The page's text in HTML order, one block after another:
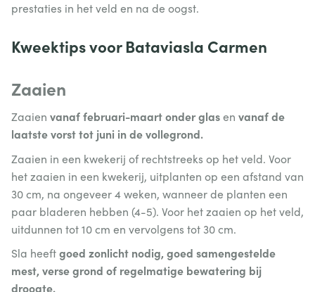
prestaties in het veld en na de oogst.
Kweektips voor Bataviasla Carmen
Zaaien
Zaaien vanaf februari-maart onder glasen vanaf de
laatste vorst tot juni in de vollegrond.
Zaaien in een kwekerij of rechtstreeks op het veld. Voor
het zaaien in een kwekerij, uitplanten op een afstand van
30 cm, na ongeveer 4 weken, wanneer de planten een
paar bladeren hebben (4-5). Voor het zaaien op het veld,
uitdunnen tot 10 cm en vervolgens tot 30 cm.
Sla heeftgoed zonlicht nodig, goed samengestelde
mest, verse grond of regelmatige bewatering bij
droogte.